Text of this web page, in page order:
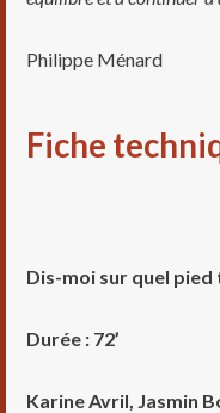
Philippe Ménard
Fiche
Dis-moi sur quel pied
Durée : 72’
Karine Avril, Jasmin